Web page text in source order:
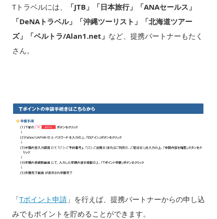
Tトラベルには、
「JTB」「日本旅行」「ANAセールス」
「DeNAトラベル」「沖縄ツーリスト」「北海道ツアー
ズ」「ベルトラ/Alan1.net」 など、提携パートナーもたく
さん。
「Tポイント申請」を行えば、提携パートナーからの申し込
みでもポイントを貯めることができます。